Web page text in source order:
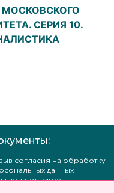
МОСКОВСКОГО
СЕРИЯ 10.
согласия на обработку
данных